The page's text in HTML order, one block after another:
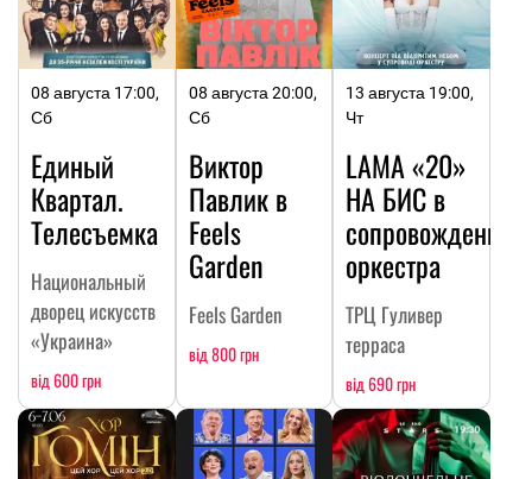
08 августа 17:00,
Сб
Единый
Квартал.
Телесъемка
Национальный
дворец искусств
«Украина»
від 600 грн
08 августа 20:00,
Сб
Виктор
Павлик в
Feels
Garden
Feels Garden
від 800 грн
13 августа 19:00,
Чт
LAMA «20»
НА БИC в
сопровождении
оркестра
ТРЦ Гуливер
терраса
від 690 грн